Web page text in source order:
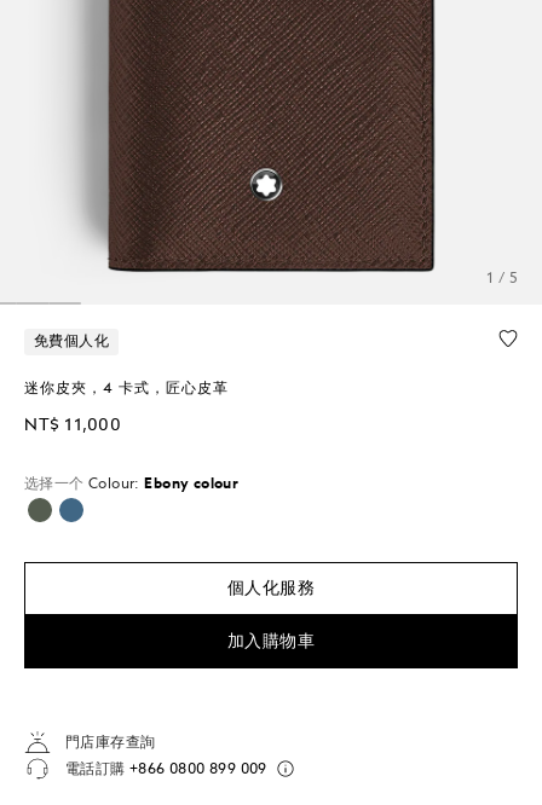
1 / 5
免費個人化
迷你皮夾，4 卡式，匠心皮革
NT$ 11,000
选择一个 Colour: Ebony colour
已選擇
個人化服務
加入購物車
門店庫存查詢
電話訂購 +866 0800 899 009